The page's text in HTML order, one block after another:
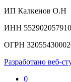
ИП Калкенов О.Н
ИНН 552902057910
ОГРН
Разработано веб-
0